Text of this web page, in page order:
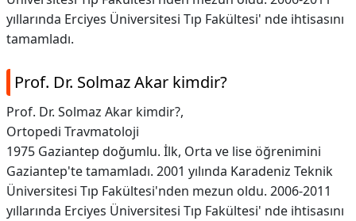
yıllarında Erciyes Üniversitesi Tıp Fakültesi' nde ihtisasını
tamamladı.
Prof. Dr. Solmaz Akar kimdir?
Prof. Dr. Solmaz Akar kimdir?,
Ortopedi Travmatoloji
1975 Gaziantep doğumlu. İlk, Orta ve lise öğrenimini
Gaziantep'te tamamladı. 2001 yılında Karadeniz Teknik
Üniversitesi Tıp Fakültesi'nden mezun oldu. 2006-2011
yıllarında Erciyes Üniversitesi Tıp Fakültesi' nde ihtisasını